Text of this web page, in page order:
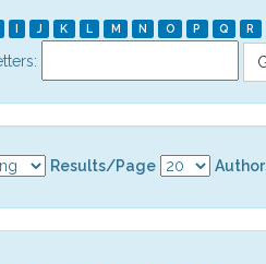
I J K L M N O P Q R
Results/Page